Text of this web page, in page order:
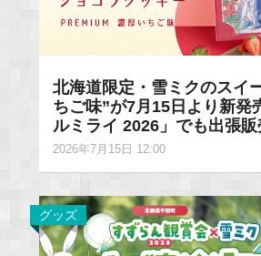
北海道限定・雪ミクのスイ
ちご味”が7月15日より新発
ルミライ 2026」でも出張
2026年7月15日 12:00
グッズ